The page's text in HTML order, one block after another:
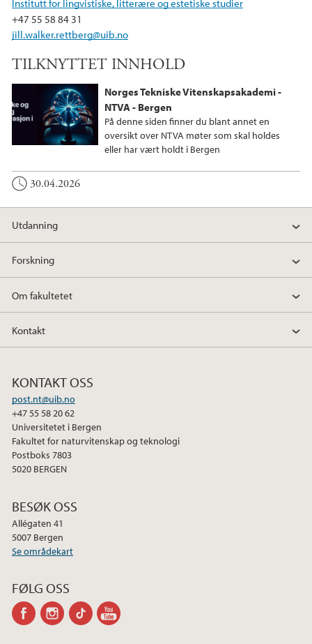
+47 55 58 84 31
jill.walker.rettberg@uib.no
TILKNYTTET INNHOLD
Norges Tekniske Vitenskapsakademi -
NTVA - Bergen
På denne siden finner du blant annet en
oversikt over NTVA møter som skal holdes
eller har vært holdt i Bergen
30.04.2026
Utdanning
Forskning
Om fakultetet
Kontakt
KONTAKT OSS
post.nt@uib.no
+47 55 58 20 62
Universitetet i Bergen
Fakultet for naturvitenskap og teknologi
Postboks 7803
5020 BERGEN
BESØK OSS
Allégaten 41
5007 Bergen
Se områdekart
FØLG OSS
facebookinstagram
tiktok